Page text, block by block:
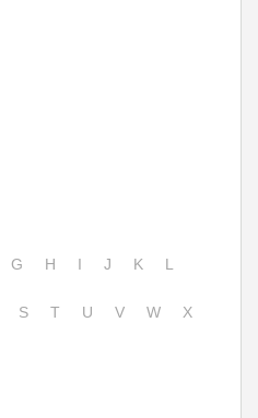
G H I J K L
S T U V W X